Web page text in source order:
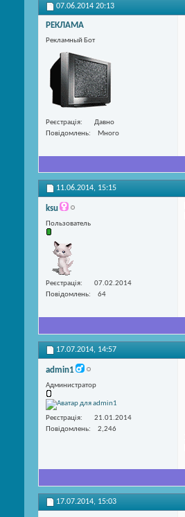
07.06.2014 20:13
РЕКЛАМА
Рекламный Бот
Реєстрація
Давно
Повідомлень
Много
11.06.2014, 15:15
ksu
Пользователь
Реєстрація
07.02.2014
Повідомлень
64
17.07.2014, 14:57
admin1
Администратор
Реєстрація
21.01.2014
Повідомлень
2,246
17.07.2014, 15:03